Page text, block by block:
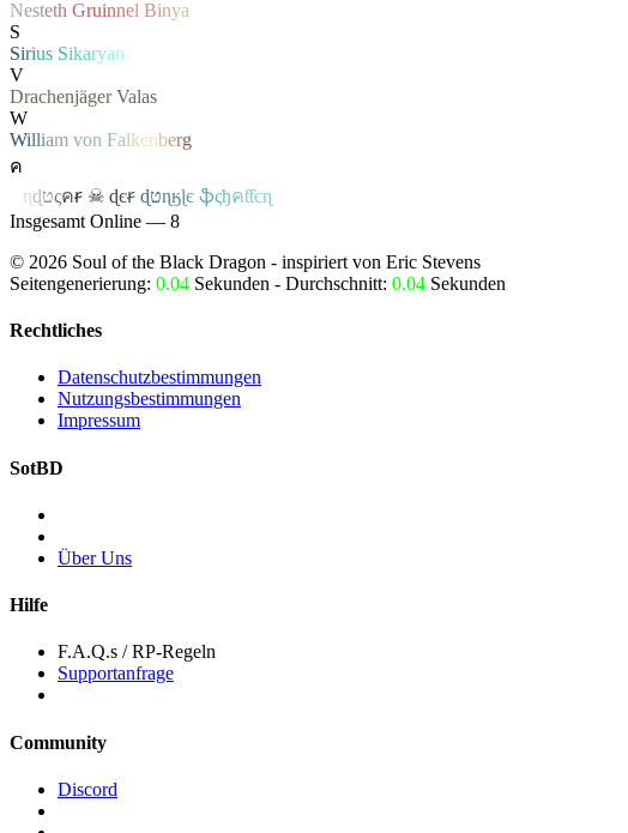
Nesteth Gruinnel Binya
S
Sirius Sikaryan
V
Drachenjäger Valas
W
William von Falkenberg
ค
ɳɖטςคꞧ ☠ ɖєꞧ ɖטɳӄɭє ֆςђคƭƭєɳ
Insgesamt Online — 8
© 2026 Soul of the Black Dragon - inspiriert von Eric Stevens
Seitengenerierung: 0.04 Sekunden - Durchschnitt: 0.04 Sekunden
Rechtliches
Datenschutzbestimmungen
Nutzungsbestimmungen
Impressum
SotBD
Über Uns
Hilfe
F.A.Q.s / RP-Regeln
Supportanfrage
Community
Discord